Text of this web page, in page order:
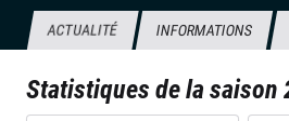
ACTUALITÉ INFORMATIONS
Statistiques de la saison